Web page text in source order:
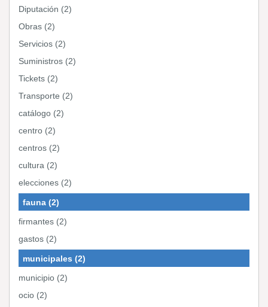
Diputación (2)
Obras (2)
Servicios (2)
Suministros (2)
Tickets (2)
Transporte (2)
catálogo (2)
centro (2)
centros (2)
cultura (2)
elecciones (2)
fauna (2)
firmantes (2)
gastos (2)
municipales (2)
municipio (2)
ocio (2)